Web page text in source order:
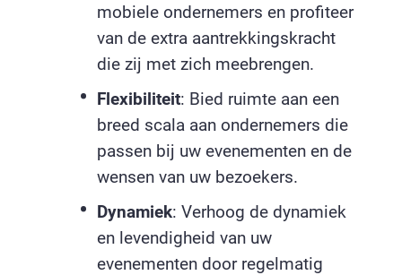
mobiele ondernemers en profiteer
van de extra aantrekkingskracht
die zij met zich meebrengen.
Flexibiliteit: Bied ruimte aan een
breed scala aan ondernemers die
passen bij uw evenementen en de
wensen van uw bezoekers.
Dynamiek: Verhoog de dynamiek
en levendigheid van uw
evenementen door regelmatig